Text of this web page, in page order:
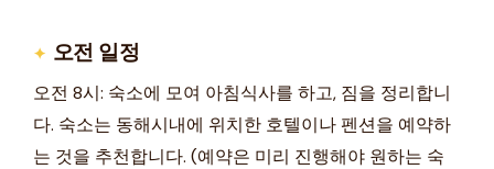
오전 일정
오전 8시: 숙소에 모여 아침식사를 하고, 짐을 정리합니
다. 숙소는 동해시내에 위치한 호텔이나 펜션을 예약하
는 것을 추천합니다. (예약은 미리 진행해야 원하는 숙